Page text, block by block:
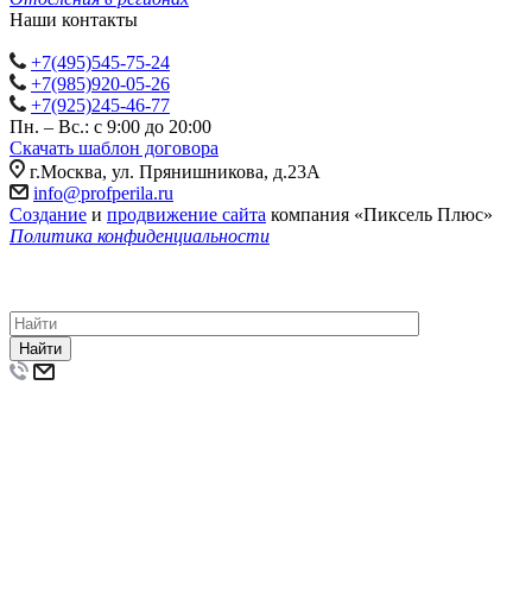
Наши контакты
+7(495)545-75-24
+7(985)920-05-26
+7(925)245-46-77
Пн. – Вс.: с 9:00 до 20:00
Скачать шаблон договора
г.Москва, ул. Прянишникова, д.23А
info@profperila.ru
Создание и продвижение сайта компания «Пиксель Плюс»
Политика конфиденциальности
Найти